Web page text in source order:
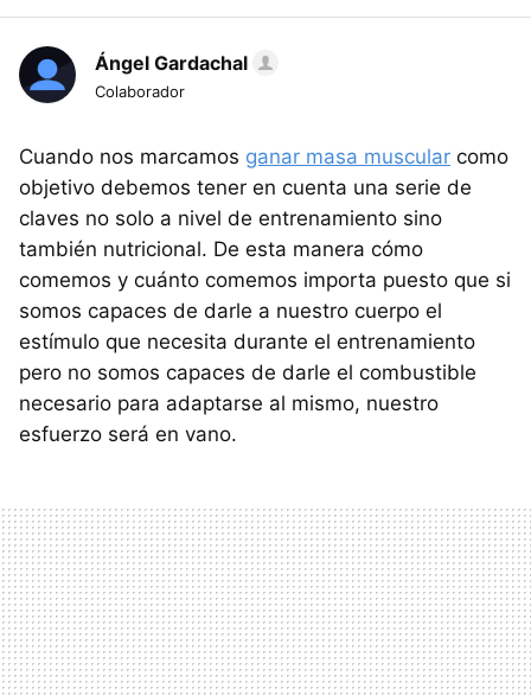
Ángel Gardachal
Colaborador
Cuando nos marcamos ganar masa muscular como
objetivo debemos tener en cuenta una serie de
claves no solo a nivel de entrenamiento sino
también nutricional. De esta manera cómo
comemos y cuánto comemos importa puesto que si
somos capaces de darle a nuestro cuerpo el
estímulo que necesita durante el entrenamiento
pero no somos capaces de darle el combustible
necesario para adaptarse al mismo, nuestro
esfuerzo será en vano.